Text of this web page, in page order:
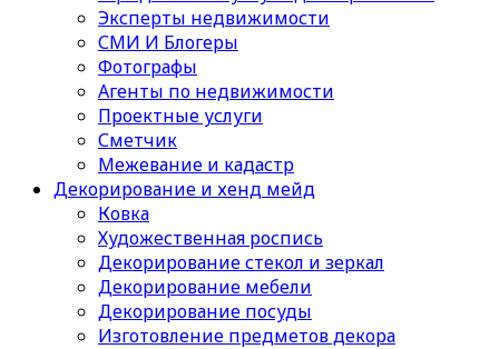
Эксперты недвижимости
СМИ И Блогеры
Фотографы
Агенты по недвижимости
Проектные услуги
Сметчик
Межевание и кадастр
Декорирование и хенд мейд
Ковка
Художественная роспись
Декорирование стекол и зеркал
Декорирование мебели
Декорирование посуды
Изготовление предметов декора